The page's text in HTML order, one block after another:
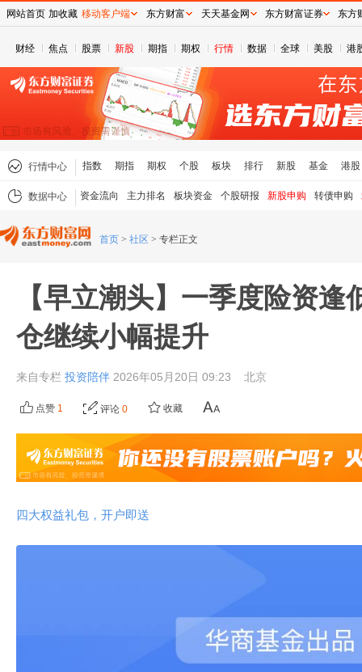
财经 焦点 股票 新股 期指 期权 行情 数据 全球 美股 港
行情中心 指数 期指 期权 个股 板块 排行 新股 基金 港股
数据中心 资金流向 主力排名 板块资金 个股研报 新股申购 转债申购
首页 > 社区 > 专栏正文
【早立潮头】一季度险资逢
仓继续小幅提升
来自专栏 投资陪伴 2026年05月20日 09:23 北京
点赞 1 评论 0 收藏
四大权益礼包，开户即送
网站首页 加收藏 移动客户端 东方财富 天天基金网 东方财富证券 东方